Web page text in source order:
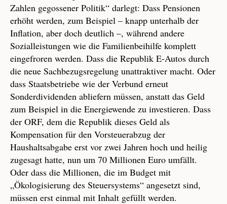
Zahlen gegossener Politik“ darlegt: Dass Pensionen
erhöht werden, zum Beispiel – knapp unterhalb der
Inflation, aber doch deutlich –, während andere
Sozialleistungen wie die Familienbeihilfe komplett
eingefroren werden. Dass die Republik E-Autos durch
die neue Sachbezugsregelung unattraktiver macht. Oder
dass Staatsbetriebe wie der Verbund erneut
Sonderdividenden abliefern müssen, anstatt das Geld
zum Beispiel in die Energiewende zu investieren. Dass
der ORF, dem die Republik dieses Geld als
Kompensation für den Vorsteuerabzug der
Haushaltsabgabe erst vor zwei Jahren hoch und heilig
zugesagt hatte, nun um 70 Millionen Euro umfällt.
Oder dass die Millionen, die im Budget mit
„Ökologisierung des Steuersystems“ angesetzt sind,
müssen erst einmal mit Inhalt gefüllt werden.